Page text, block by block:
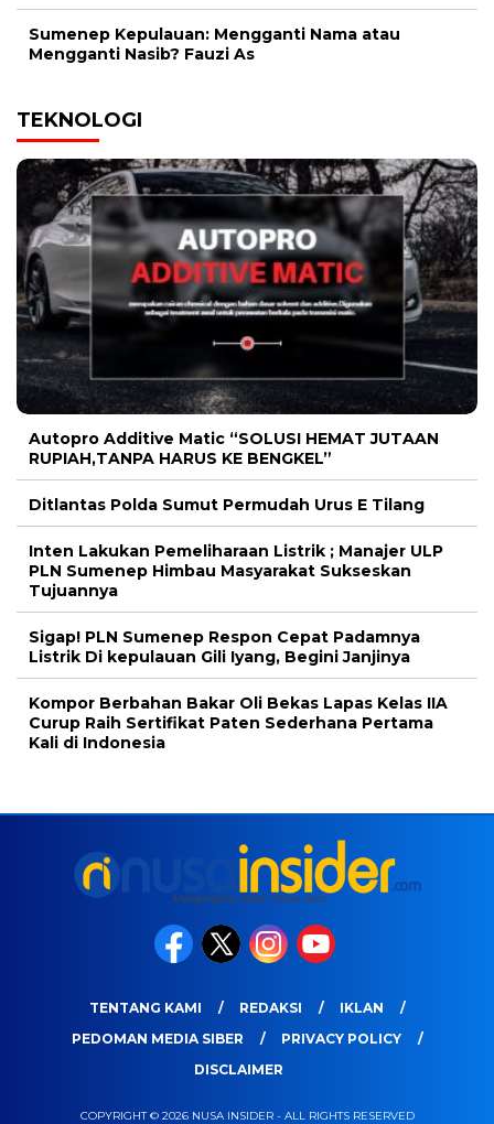
Sumenep Kepulauan: Mengganti Nama atau
Mengganti Nasib? Fauzi As
TEKNOLOGI
Autopro Additive Matic “SOLUSI HEMAT JUTAAN
RUPIAH,TANPA HARUS KE BENGKEL”
Ditlantas Polda Sumut Permudah Urus E Tilang
Inten Lakukan Pemeliharaan Listrik ; Manajer ULP
PLN Sumenep Himbau Masyarakat Sukseskan
Tujuannya
Sigap! PLN Sumenep Respon Cepat Padamnya
Listrik Di kepulauan Gili Iyang, Begini Janjinya
Kompor Berbahan Bakar Oli Bekas Lapas Kelas IIA
Curup Raih Sertifikat Paten Sederhana Pertama
Kali di Indonesia
TENTANG KAMI REDAKSI
IKLAN
PEDOMAN MEDIA SIBER
PRIVACY POLICY
DISCLAIMER
COPYRIGHT © 2026 NUSA INSIDER - ALL RIGHTS RESERVED